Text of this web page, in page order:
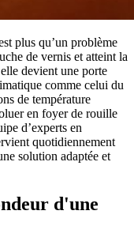
plus qu’un problème
de vernis et atteint la
devient une porte
comme celui du
de température
en foyer de rouille
d’experts en
quotidiennement
solution adaptée et
d'une